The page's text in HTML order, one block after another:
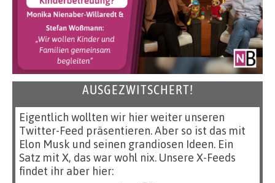
AUSGEZWITSCHERT!
Eigentlich wollten wir hier weiter unseren
Twitter-Feed präsentieren. Aber so ist das mit
Elon Musk und seinen grandiosen Ideen. Ein
Satz mit X, das war wohl nix. Unsere X-Feeds
findet ihr aber hier: